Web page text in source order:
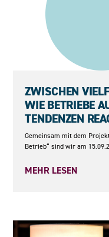
ZWISCHEN
WIE BETRIEBE
TENDENZEN
Gemeinsam mit dem
Betrieb“ sind wir am
MEHR LESEN